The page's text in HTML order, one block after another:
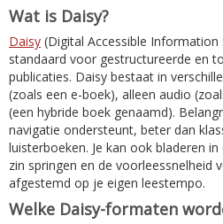
Wat is Daisy?
Daisy (Digital Accessible
standaard voor gestructureerde en
publicaties. Daisy bestaat in
(zoals een e-boek), alleen audio
(een hybride boek genaamd).
navigatie ondersteunt, beter dan
luisterboeken. Je kan ook bladeren
zin springen en de voorleessnelheid
afgestemd op je eigen leestempo.
Welke Daisy-formaten